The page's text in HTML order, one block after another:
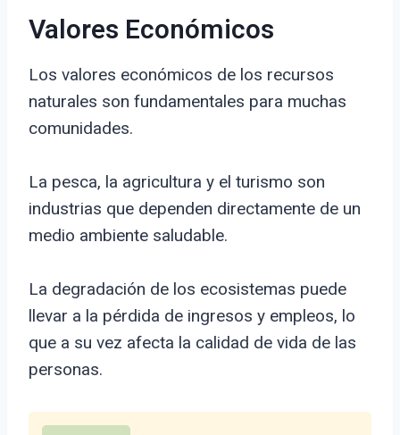
Valores Económicos
Los valores económicos de los recursos
naturales son fundamentales para muchas
comunidades.
La pesca, la agricultura y el turismo son
industrias que dependen directamente de un
medio ambiente saludable.
La degradación de los ecosistemas puede
llevar a la pérdida de ingresos y empleos, lo
que a su vez afecta la calidad de vida de las
personas.